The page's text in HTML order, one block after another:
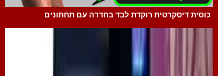
כוסית דיסקרטית רוקדת לבד בחדרה עם תחתונים